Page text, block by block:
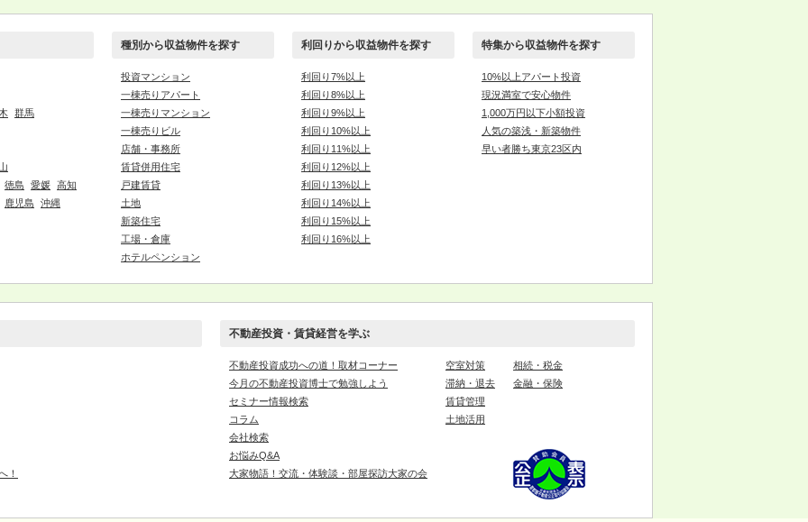
群馬
徳島
愛媛 高知
鹿児島
沖縄
種別から収益物件を探す
投資マンション
一棟売りアパート
一棟売りマンション
一棟売りビル
店舗・事務所
賃貸併用住宅
戸建賃貸
土地
新築住宅
工場・倉庫
ホテルペンション
利回りから収益物件を探す
利回り7%以上
利回り8%以上
利回り9%以上
利回り10%以上
利回り11%以上
利回り12%以上
利回り13%以上
利回り14%以上
利回り15%以上
利回り16%以上
特集から収益物件を探す
10%以上アパート投資
現況満室で安心物件
1,000万円以下小額投資
人気の築浅・新築物件
早い者勝ち東京23区内
！
不動産投資・賃貸経営を学ぶ
不動産投資成功への道！取材コーナー
今月の不動産投資博士で勉強しよう
セミナー情報検索
コラム
会社検索
お悩みQ&A
大家物語！交流・体験談・部屋探訪大家の会
空室対策
滞納・退去
賃貸管理
土地活用
相続・税金
金融・保険